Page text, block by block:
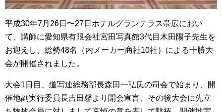
平成30年7月26日〜27日ホテルグランテラス帯広におい
て、講師に愛知県有限会社宮田写真館3代目木田陽子先生を
お迎えし、総勢48名（内メーカー商社10社）による十勝大
会が開催されました。
大会1日目、道写連総務部長森田一弘氏の司会で始まり、開
催地副実行委員長吉田馨より開会宣言、その後大会に先立